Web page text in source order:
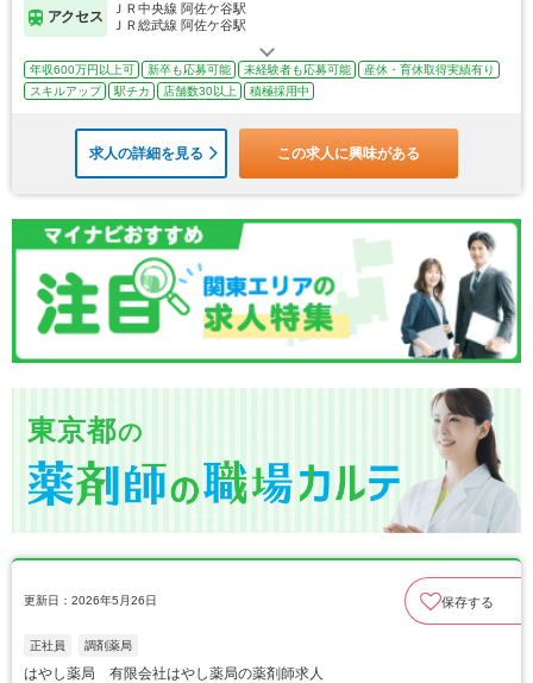
アクセス
ＪＲ中央線 阿佐ケ谷駅
ＪＲ総武線 阿佐ケ谷駅
年収600万円以上可 新卒も応募可能 未経験者も応募可能
産休・育休取得実績有り
スキルアップ
駅チカ 店舗数30以上 積極採用中
求人の詳細を見る この求人に興味がある
東京都の
更新日：2026年5月26日 保存する
正社員 調剤薬局
はやし薬局 有限会社はやし薬局の薬剤師求人